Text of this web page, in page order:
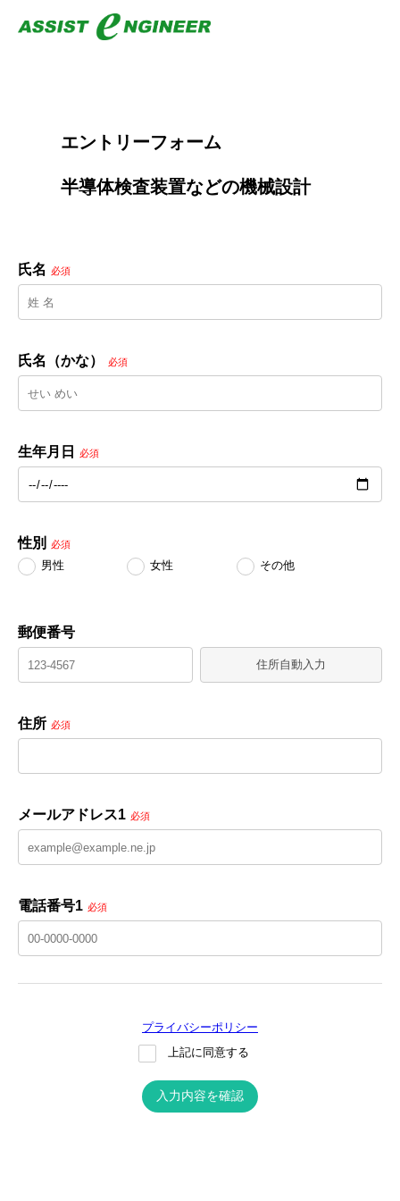
        エントリーフォーム
氏名 必須
氏名（かな） 必須
生年月日 必須
性別 必須
男性 女性 その他
郵便番号
住所自動入力
住所 必須
メールアドレス1 必須
電話番号1 必須
プライバシーポリシー
上記に同意する
入力内容を確認